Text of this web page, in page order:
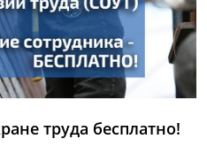
труда бесплатно!